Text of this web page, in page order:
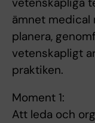
ämnet medical
planera,
vetenskapligt
praktiken.
Moment 1:
Att leda och